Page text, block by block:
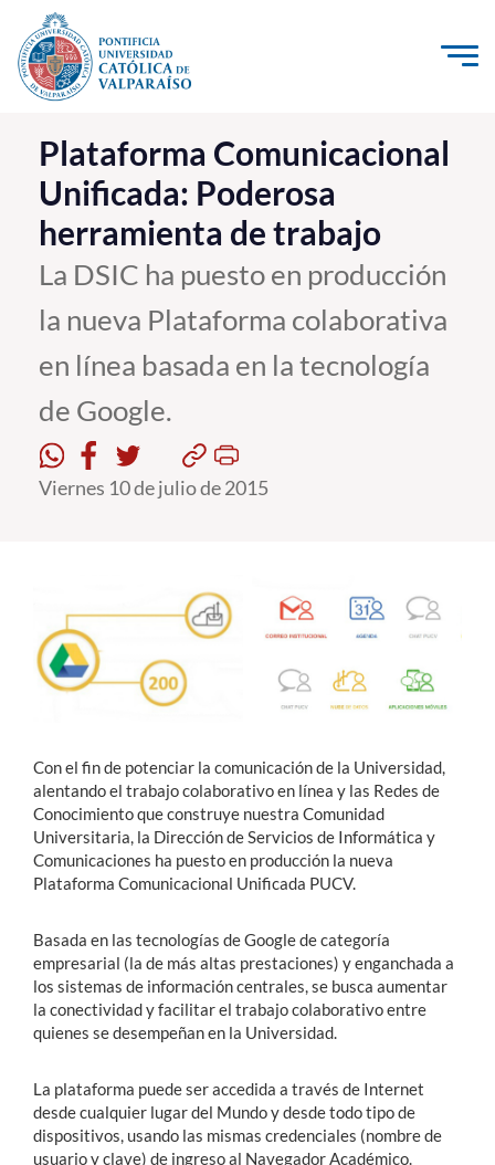
Click acá para ir directamente al contenido
La Universidad
Investigación, Creación e Innovación
PUCV Internacional
Vinculación con el Medio
Admisión
Pregrado
Postgrado
Formación Continua
Funcionarios
Alumni
English
Plataforma Comunicacional
Unificada: Poderosa
herramienta de trabajo
La DSIC ha puesto en producción
la nueva Plataforma colaborativa
en línea basada en la tecnología
de Google.
Viernes 10 de julio de 2015
Con el fin de potenciar la comunicación de la Universidad,
alentando el trabajo colaborativo en línea y las Redes de
Conocimiento que construye nuestra Comunidad
Universitaria, la Dirección de Servicios de Informática y
Comunicaciones ha puesto en producción la nueva
Plataforma Comunicacional Unificada PUCV.
Basada en las tecnologías de Google de categoría
empresarial (la de más altas prestaciones) y enganchada a
los sistemas de información centrales, se busca aumentar
la conectividad y facilitar el trabajo colaborativo entre
quienes se desempeñan en la Universidad.
La plataforma puede ser accedida a través de Internet
desde cualquier lugar del Mundo y desde todo tipo de
dispositivos, usando las mismas credenciales (nombre de
usuario y clave) de ingreso al Navegador Académico.